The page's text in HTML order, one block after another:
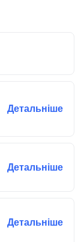
Детальніше
Детальніше
Детальніше